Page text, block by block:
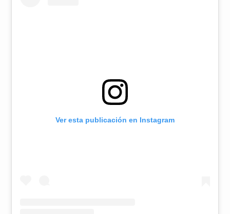
Ver esta publicación en Instagram